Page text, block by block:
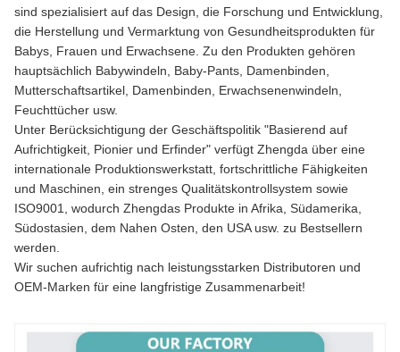
sind spezialisiert auf das Design, die Forschung und Entwicklung,
die Herstellung und Vermarktung von Gesundheitsprodukten für
Babys, Frauen und Erwachsene. Zu den Produkten gehören
hauptsächlich Babywindeln, Baby-Pants, Damenbinden,
Mutterschaftsartikel, Damenbinden, Erwachsenenwindeln,
Feuchttücher usw.
Unter Berücksichtigung der Geschäftspolitik "Basierend auf
Aufrichtigkeit, Pionier und Erfinder" verfügt Zhengda über eine
internationale Produktionswerkstatt, fortschrittliche Fähigkeiten
und Maschinen, ein strenges Qualitätskontrollsystem sowie
ISO9001, wodurch Zhengdas Produkte in Afrika, Südamerika,
Südostasien, dem Nahen Osten, den USA usw. zu Bestsellern
werden.
Wir suchen aufrichtig nach leistungsstarken Distributoren und
OEM-Marken für eine langfristige Zusammenarbeit!